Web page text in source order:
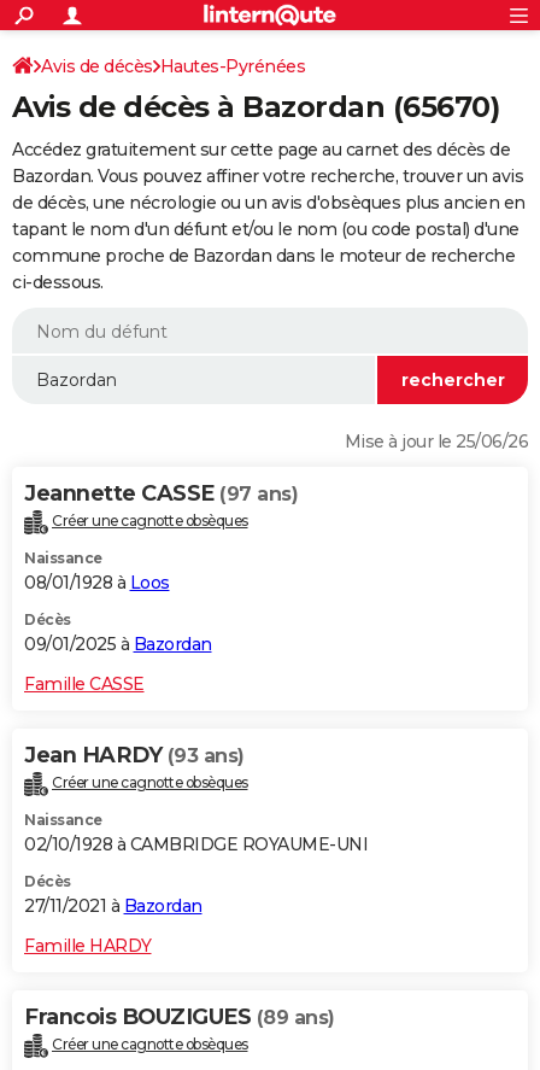
ACTUALITÉS
Politique
Société
Faits Divers
Education
Monde
Villes
+
SPORT
Coupe du monde 2026
Football
Tennis
Cyclisme
Rugby
Forum
Programme TV
TNT
Streaming
Cinéma
Sorties cinéma
Musique
+
FINANCE
Retraite
Epargne
Immobilier
Risques naturels par ville
Assurance
AUTO
Essais
Réserver un essai
Citadines
Berlines
SUV
Forum auto
+HIGH-TECH
BRICOLAGE
WEEK-END
Alimentation
Guide de la santé
Maladies
Médicaments
Sommeil
VOYAGE
Destinations
City break
Voyage nature
Voyage de noces
Forum
Climat
+PHOTO
GUIDES D'ACHAT
Carte de Noël
Carte Bonne année
Carte Saint-Valentin
Carte Pâques
Carte d'anniversaire
DICTIONNAIRE
Dictionnaire
Biographies
Citations
Expressions
Proverbes
PROGRAMME TV
S'inscrire
Se connecter
Lycées
Collèges
Primaires
Universités
Entreprises
Service militaire
Avis de recherche
AVIS DE DÉCÈS
FORUM
S'inscrire
Connexion
Avis de décès Hautes-Pyrénées
Avis de décès à Bazordan (65670)
Accédez gratuitement sur cette page au carnet des décès de
Bazordan. Vous pouvez affiner votre recherche, trouver un avis
de décès, une nécrologie ou un avis d'obsèques plus ancien en
tapant le nom d'un défunt et/ou le nom (ou code postal) d'une
commune proche de Bazordan dans le moteur de recherche
ci-dessous.
Mise à jour le 25/06/26
Jeannette CASSE (97 ans)
Créer une cagnotte obsèques
Naissance
08/01/1928 à Loos
Décès
09/01/2025 à Bazordan
Famille CASSE
Jean HARDY (93 ans)
Créer une cagnotte obsèques
Naissance
02/10/1928 à CAMBRIDGE ROYAUME-UNI
Décès
27/11/2021 à Bazordan
Famille HARDY
Francois BOUZIGUES (89 ans)
Créer une cagnotte obsèques